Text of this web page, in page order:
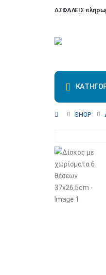
ΑΣΦΑΛΕΙΣ
SHOP